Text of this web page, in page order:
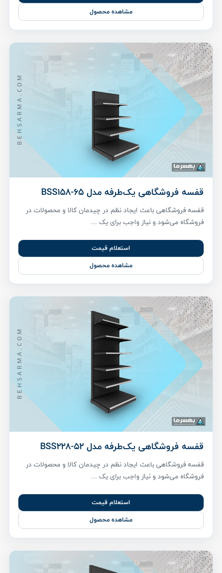
مشاهده محصول
قفسه فروشگاهی یک‌طرفه مدل BSS158-65
قفسه فروشگاهی باعث ایجاد نظم در چیدمان کالا و محصولات در
فروشگاه می‌شود و نیاز واجب برای یک ...
استعلام قیمت
مشاهده محصول
قفسه فروشگاهی یک‌طرفه مدل BSS228-52
قفسه فروشگاهی باعث ایجاد نظم در چیدمان کالا و محصولات در
فروشگاه می‌شود و نیاز واجب برای یک ...
استعلام قیمت
مشاهده محصول